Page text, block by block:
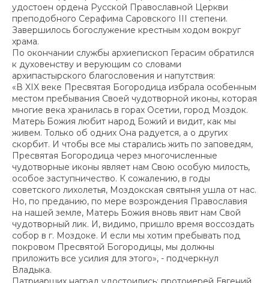
удостоен ордена Русской Православной Церкви
преподобного Серафима Саровского III степени.
Завершилось богослужение крестным ходом вокруг
храма.
По окончании службы архиепископ Герасим обратился
к духовенству и верующим со словами
архипастырского благословения и напутствия:
«В XIX веке Пресвятая Богородица избрала особенным
местом пребывания Своей чудотворной иконы, которая
многие века хранилась в горах Осетии, город Моздок.
Матерь Божия любит народ Божий и видит, как мы
живем. Только об одних Она радуется, а о других
скорбит. И чтобы все мы старались жить по заповедям,
Пресвятая Богородица через многочисленные
чудотворные иконы являет нам Свою особую милость,
особое заступничество. К сожалению, в годы
советского лихолетья, Моздокская святыня ушла от нас.
Но, по преданию, по мере возрождения Православия
на нашей земле, Матерь Божия вновь явит нам Свой
чудотворный лик. И, видимо, пришло время воссоздать
собор в г. Моздоке. И если мы хотим пребывать под
покровом Пресвятой Богородицы, мы должны
приложить все усилия для этого», - подчеркнул
Владыка.